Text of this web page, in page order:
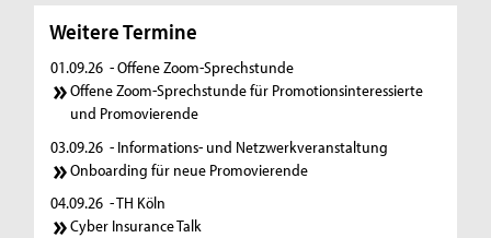
Weitere Termine
01.09.26 - Offene Zoom-Sprechstunde
Offene Zoom-Sprechstunde für Promotionsinteressierte
und Promovierende
03.09.26 - Informations- und Netzwerkveranstaltung
Onboarding für neue Promovierende
04.09.26 - TH Köln
Cyber Insurance Talk